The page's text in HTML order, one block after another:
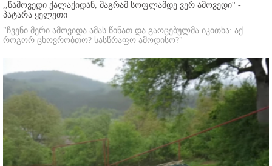
,,წამოვედი ქალაქიდან, მაგრამ სოფლამდე ვერ ამოვედი'' -
პატარა ყელეთი
"ჩვენი მერი ამოვიდა ამას წინათ და გაოცებულმა იკითხა: აქ
როგორ ცხოვრობთო? სასწრაფო ამოდისო?"